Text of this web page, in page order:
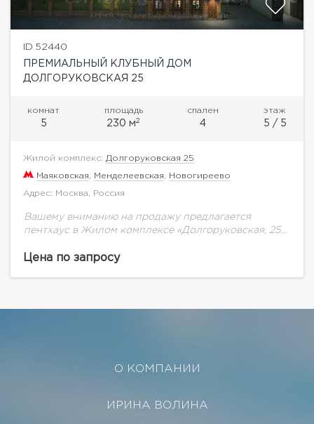
ID 52440
ПРЕМИАЛЬНЫЙ КЛУБНЫЙ ДОМ
ДОЛГОРУКОВСКАЯ 25
комнат
5
площадь
230 м2
спален
4
этаж
5 / 5
Жилой комплекс: Долгоруковская 25
Маяковская Менделеевская Новогиреево
Адрес: Москва, Россия
Вашему вниманию на продажу предлагается
пентхаус в Жилом комплексе «Долгоруковская, 25»
комплекс «бизнес-класса» «Долгоруковская, 25»
Цена по запросу
О КОМПАНИИ
ИРИНА ВОЛИНА